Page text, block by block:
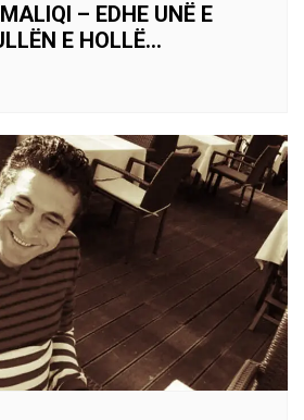
– EDHE UNË E
E HOLLË…